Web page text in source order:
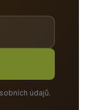
údajů.